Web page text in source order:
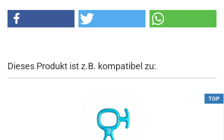
Dieses Produkt ist z.B. kompatibel zu:
TOP